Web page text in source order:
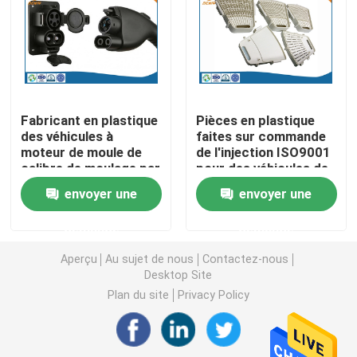
Pièces de rotation de commande numérique par
Clôtures électroniques faites sur commande
Pièces en plastique faites sur commande d'injection
la lingotière de moulage mécanique sous pression
Les pièces d'auto de moulage mécanique sous
Fabricant en plastique
des véhicules à
moteur de moule de
calibre de moulage par
injection d'ODM d'OEM
envoyer une
Pièces en plastique
faites sur commande
de l'injection ISO9001
pour des véhicules de
New Energy
envoyer une
Aperçu Au sujet de nous
Contactez-nous
Desktop Site
Plan du site
Privacy Policy